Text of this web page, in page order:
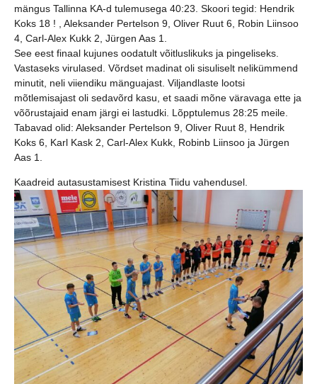
mängus Tallinna KA-d tulemusega 40:23. Skoori tegid: Hendrik
Koks 18 ! , Aleksander Pertelson 9, Oliver Ruut 6, Robin Liinsoo
4, Carl-Alex Kukk 2, Jürgen Aas 1.
See eest finaal kujunes oodatult võitluslikuks ja pingeliseks.
Vastaseks virulased. Võrdset madinat oli sisuliselt nelikümmend
minutit, neli viiendiku mänguajast. Viljandlaste lootsi
mõtlemisajast oli sedavõrd kasu, et saadi mõne väravaga ette ja
võõrustajaid enam järgi ei lastudki. Lõpptulemus 28:25 meile.
Tabavad olid: Aleksander Pertelson 9, Oliver Ruut 8, Hendrik
Koks 6, Karl Kask 2, Carl-Alex Kukk, Robinb Liinsoo ja Jürgen
Aas 1.
Kaadreid autasustamisest Kristina Tiidu vahendusel.